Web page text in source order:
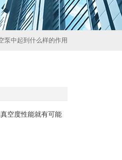
泵中起到什么样的作用
空度性能就有可能